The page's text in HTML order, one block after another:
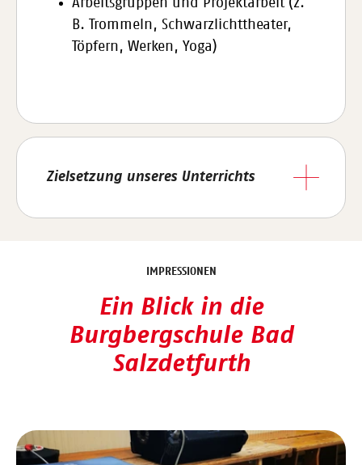
Arbeitsgruppen und Projektarbeit (z.
B. Trommeln, Schwarzlichttheater,
Töpfern, Werken, Yoga)
Zielsetzung unseres Unterrichts
IMPRESSIONEN
Ein Blick in die
Burgbergschule Bad
Salzdetfurth